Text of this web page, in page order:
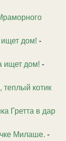
ищет дом! -
ищет дом! -
теплый котик
Гретта в дар
Милаше. -